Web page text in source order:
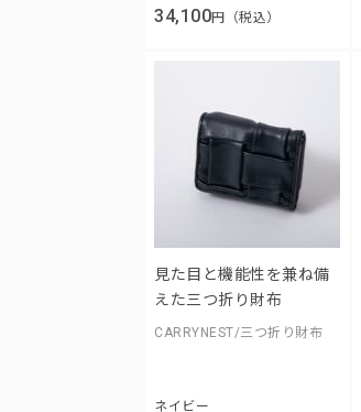
34,100円（税込）
見た目と機能性を兼ね備
えた三つ折り財布
CARRYNEST/三つ折り財布
ネイビー